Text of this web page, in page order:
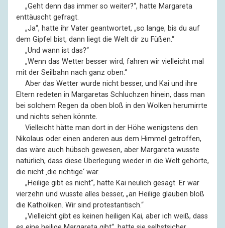
„Geht denn das immer so weiter?“, hatte Margareta
enttäuscht gefragt.
„Ja“, hatte ihr Vater geantwortet, „so lange, bis du auf
dem Gipfel bist, dann liegt die Welt dir zu Füßen.“
„Und wann ist das?“
„Wenn das Wetter besser wird, fahren wir vielleicht mal
mit der Seilbahn nach ganz oben.“
Aber das Wetter wurde nicht besser, und Kai und ihre
Eltern redeten in Margaretas Schluchzen hinein, dass man
bei solchem Regen da oben bloß in den Wolken herumirrte
und nichts sehen könnte.
Vielleicht hätte man dort in der Höhe wenigstens den
Nikolaus oder einen anderen aus dem Himmel getroffen,
das wäre auch hübsch gewesen, aber Margareta wusste
natürlich, dass diese Überlegung wieder in die Welt gehörte,
die nicht ‚die richtige‘ war.
„Heilige gibt es nicht“, hatte Kai neulich gesagt. Er war
vierzehn und wusste alles besser, „an Heilige glauben bloß
die Katholiken. Wir sind protestantisch.“
„Vielleicht gibt es keinen heiligen Kai, aber ich weiß, dass